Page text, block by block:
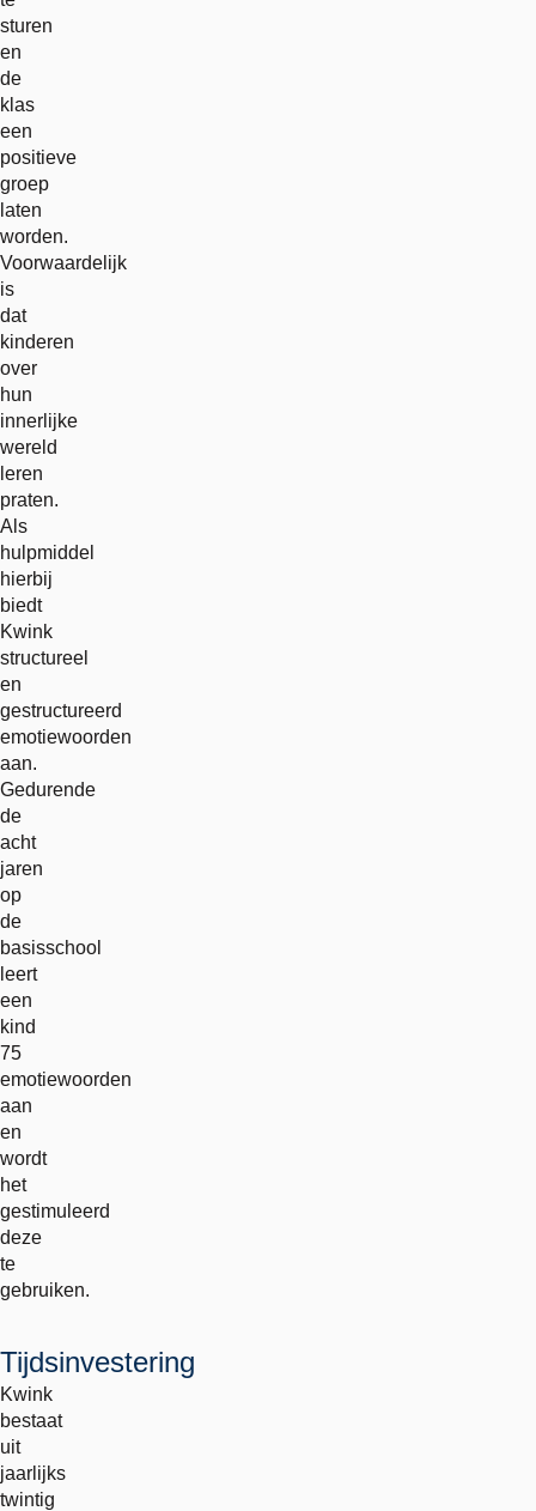
sturen
en
de
klas
een
positieve
groep
laten
worden.
Voorwaardelijk
is
dat
kinderen
over
hun
innerlijke
wereld
leren
praten.
Als
hulpmiddel
hierbij
biedt
Kwink
structureel
en
gestructureerd
emotiewoorden
aan.
Gedurende
de
acht
jaren
op
de
basisschool
leert
een
kind
75
emotiewoorden
aan
en
wordt
het
gestimuleerd
deze
te
gebruiken.
Tijdsinvestering
Kwink
bestaat
uit
jaarlijks
twintig